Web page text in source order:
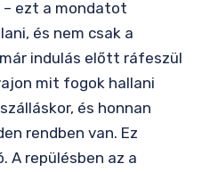
– ezt a mondatot
és nem csak a
indulás előtt ráfeszül
mit fogok hallani
és honnan
rendben van. Ez
A repülésben az a